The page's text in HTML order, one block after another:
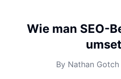
Wie man SEO-
By Nathan Gotch